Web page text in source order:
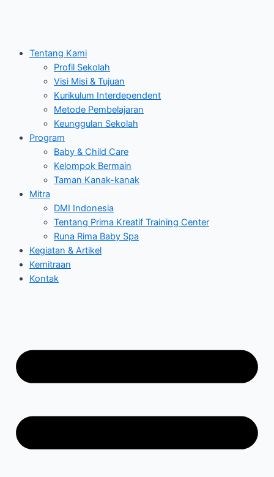
Tentang Kami
Profil Sekolah
Visi Misi & Tujuan
Kurikulum Interdependent
Metode Pembelajaran
Keunggulan Sekolah
Program
Baby & Child Care
Kelompok Bermain
Taman Kanak-kanak
Mitra
DMI Indonesia
Tentang Prima Kreatif Training Center
Runa Rima Baby Spa
Kegiatan & Artikel
Kemitraan
Kontak